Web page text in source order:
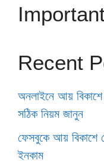
Recent
অনলাইনে আয়
সঠিক নিয়ম জানুন
ফেসবুকে আয় বিকাশে
ইনকাম